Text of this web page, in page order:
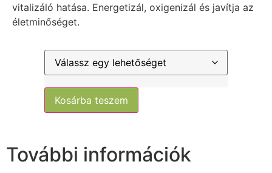
vitalizáló hatása. Energetizál, oxigenizál és javítja az
életminőséget.
Kosárba teszem
További információk